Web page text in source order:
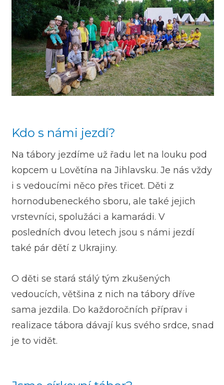
Kdo s námi jezdí?
Na tábory jezdíme už řadu let na louku pod
kopcem u Lovětína na Jihlavsku. Je nás vždy
i s vedoucími něco přes třicet. Děti z
hornodubeneckého sboru, ale také jejich
vrstevníci, spolužáci a kamarádi. V
posledních dvou letech jsou s námi jezdí
také pár dětí z Ukrajiny.
O děti se stará stálý tým zkušených
vedoucích, většina z nich na tábory dříve
sama jezdila. Do každoročních příprav i
realizace tábora dávají kus svého srdce, snad
je to vidět.